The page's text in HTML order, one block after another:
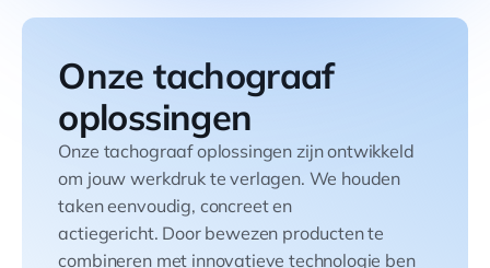
Onze tachograaf
oplossingen
Onze tachograaf oplossingen zijn ontwikkeld
om jouw werkdruk te verlagen. We houden
taken eenvoudig, concreet en
actiegericht. Door bewezen producten te
combineren met innovatieve technologie ben